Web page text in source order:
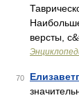
версты,
70